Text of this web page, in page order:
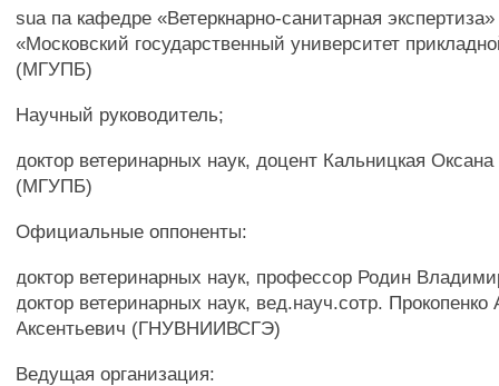
sua па кафедре «Ветеркнарно-санитарная
«Московский государственный университет
(МГУПБ)
Научный руководитель;
доктор ветеринарных наук, доцент Кальницкая
(МГУПБ)
Официальные оппоненты:
доктор ветеринарных наук, профессор Родин
доктор ветеринарных наук, вед.науч.сотр. Прокопенко
Аксентьевич (ГНУВНИИВСГЭ)
Ведущая организация: